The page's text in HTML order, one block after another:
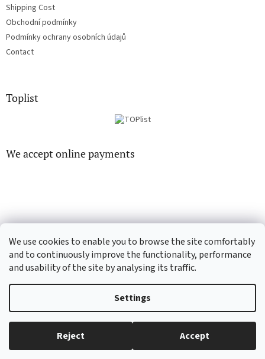
We use cookies to enable you to browse the site comfortably
and to continuously improve the functionality, performance
and usability of the site by analysing its traffic.
Settings
Reject Accept
Shipping Cost
Obchodní podmínky
Podmínky ochrany osobních údajů
Contact
Toplist
We accept online payments
Created by Shoptet
Copyright 2026CD-Soundtrack.cz. All rights reserved.Edit cookie